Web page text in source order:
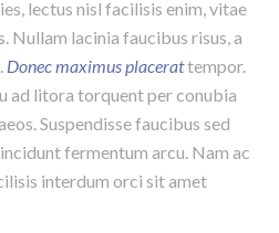
lectus nisl facilisis enim, vitae
Nullam lacinia faucibus risus, a
Donec maximus placerattempor.
ad litora torquent per conubia
Suspendisse faucibus sed
fermentum arcu. Nam ac
interdum orci sit amet